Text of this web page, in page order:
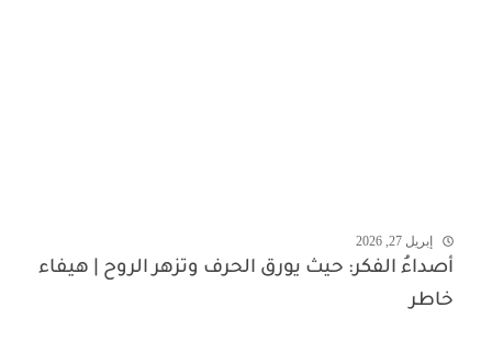
إبريل 27, 2026
أصداءُ الفكر: حيث يورق الحرف وتزهر الروح | هيفاء
خاطر